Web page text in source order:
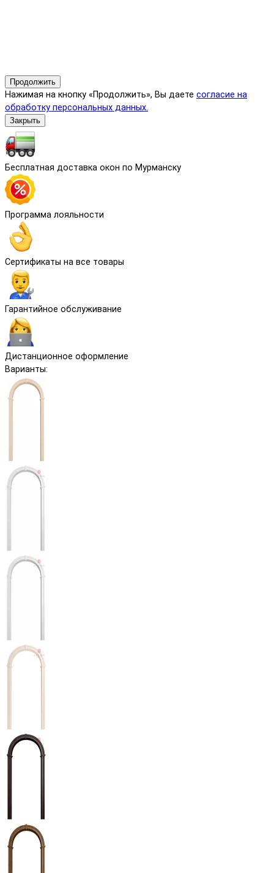
Продолжить
Нажимая на кнопку «Продолжить», Вы даете согласие на
обработку персональных данных.
Закрыть
Бесплатная доставка окон по Мурманску
Программа лояльности
Сертификаты на все товары
Гарантийное обслуживание
Дистанционное оформление
Варианты: